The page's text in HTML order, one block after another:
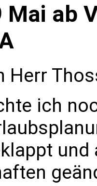
Mai ab
Herr
ich